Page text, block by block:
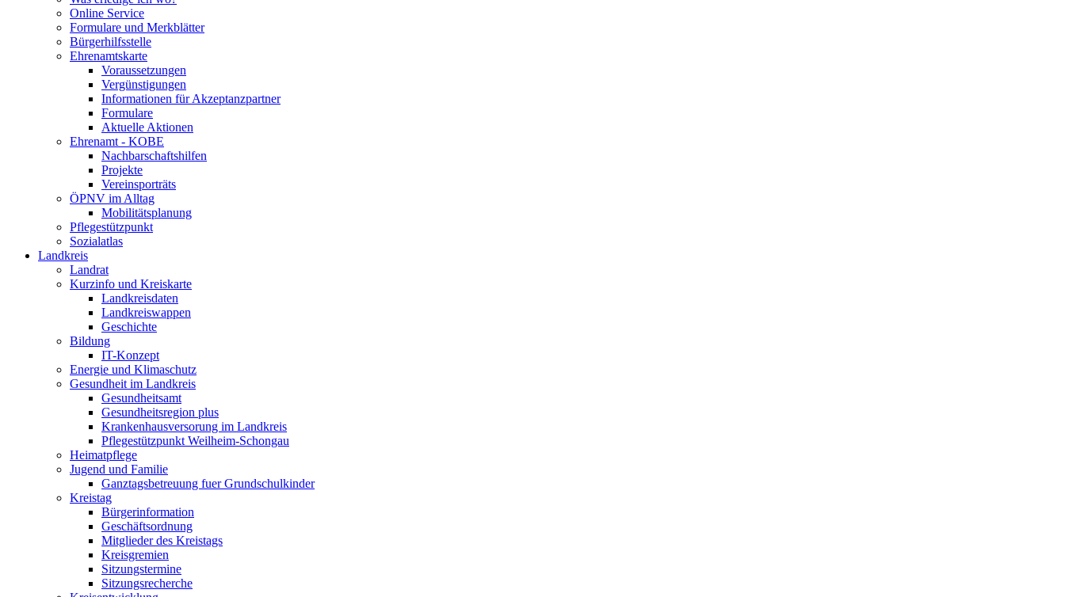
Online Service
Formulare und Merkblätter
Bürgerhilfsstelle
Ehrenamtskarte
Voraussetzungen
Vergünstigungen
Informationen für Akzeptanzpartner
Formulare
Aktuelle Aktionen
Ehrenamt - KOBE
Nachbarschaftshilfen
Projekte
Vereinsporträts
ÖPNV im Alltag
Mobilitätsplanung
Pflegestützpunkt
Sozialatlas
Landkreis
Landrat
Kurzinfo und Kreiskarte
Landkreisdaten
Landkreiswappen
Geschichte
Bildung
IT-Konzept
Energie und Klimaschutz
Gesundheit im Landkreis
Gesundheitsamt
Gesundheitsregion plus
Krankenhausversorung im Landkreis
Pflegestützpunkt Weilheim-Schongau
Heimatpflege
Jugend und Familie
Ganztagsbetreuung fuer Grundschulkinder
Kreistag
Bürgerinformation
Geschäftsordnung
Mitglieder des Kreistags
Kreisgremien
Sitzungstermine
Sitzungsrecherche